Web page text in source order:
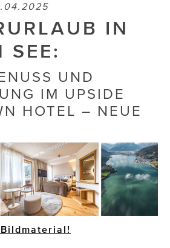
– Move Mind Breath
IN
SEE:
UND
IM UPSIDE
HOTEL – NEUE